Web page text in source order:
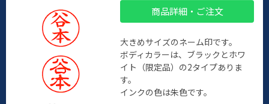
商品詳細・ご注文
大きめサイズのネーム印です。
ボディカラーは、ブラックとホワ
イト（限定品）の2タイプありま
す。
インクの色は朱色です。